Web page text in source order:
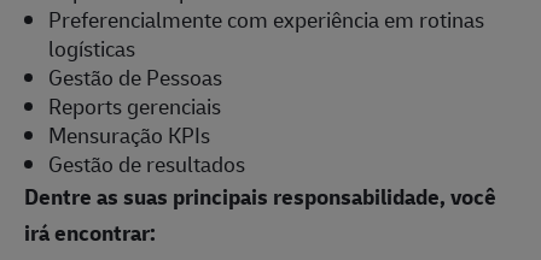
Preferencialmente com experiência em rotinas
logísticas
Gestão de Pessoas
Reports gerenciais
Mensuração KPIs
Gestão de resultados
Dentre as suas principais responsabilidade, você
irá encontrar: